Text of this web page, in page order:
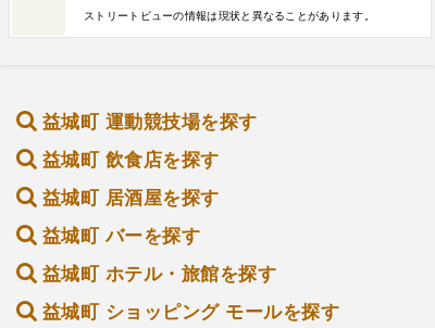
ストリートビューの情報は現状と異なることがあります。
益城町 運動競技場を探す
益城町 飲食店を探す
益城町 居酒屋を探す
益城町 バーを探す
益城町 ホテル・旅館を探す
益城町 ショッピング モールを探す